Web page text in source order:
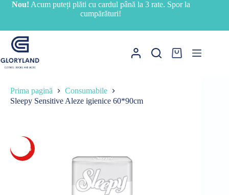
SariNou! Acum puteți plăti cu cardul până la 3 rate. Spor la
cumpărături!
Coș
Prima pagină
Consumabile
Sleepy Sensitive Aleze igienice 60*90cm
-36%